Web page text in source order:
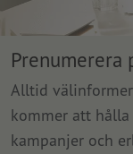
Prenumerera
Alltid
kommer att
kampanjer och